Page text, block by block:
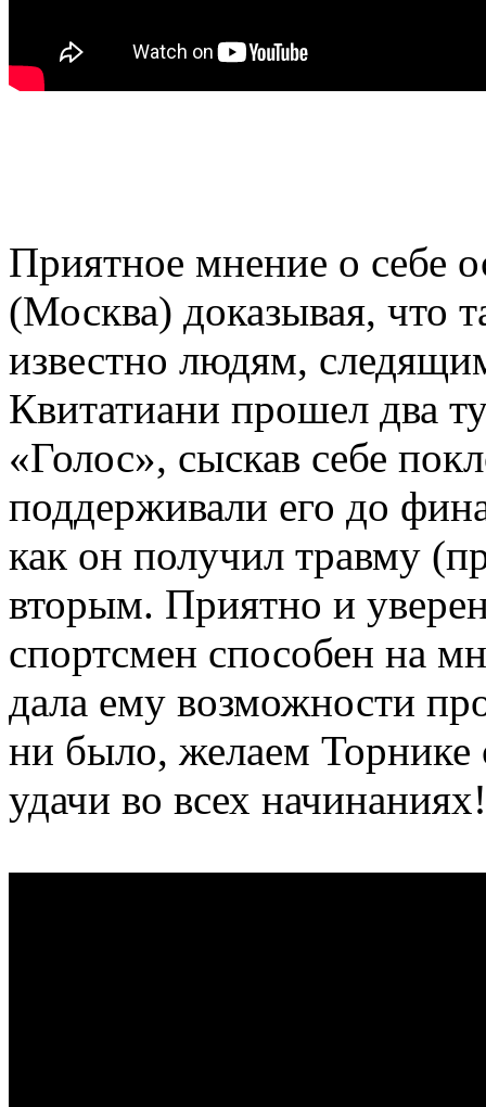
Приятное мнение о себе
(Москва) доказывая, что
известно людям,
Квитатиани прошел два
«Голос», сыскав себе
поддерживали его до
как он получил травму
вторым. Приятно и
спортсмен способен на
дала ему возможности
ни было, желаем Торнике
удачи во всех начинаниях!